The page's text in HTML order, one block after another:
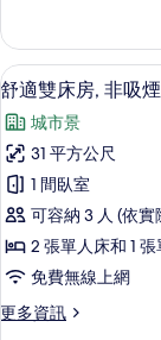
房
(East
View)
的
所
有
相
片
雙
床
房,
吸
煙
房
(East
View)
的
詳
情
顯
示
舒
適
雙
床
房,
非
吸
6
舒適雙床房, 非吸
城市景
31 平方公尺
1 間臥室
可容納 3 人 (依
2 張單人床和 1
免費無線上網
更多資訊
更